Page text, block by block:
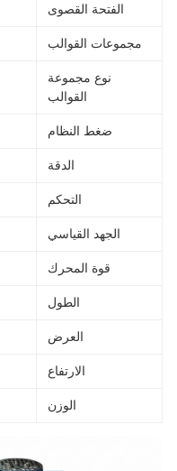
الفتحة القصوى
مجموعات القوالب
نوع مجموعة
القوالب
ضغط النظام
الدقة
التحكم
الجهد القياسي
قوة المحرك
الطول
العرض
الارتفاع
الوزن